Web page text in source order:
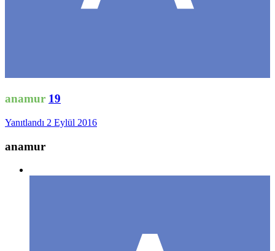
anamur 19
Yanıtlandı 2 Eylül 2016
anamur